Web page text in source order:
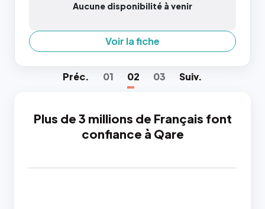
Aucune disponibilité à venir
Voir la fiche
Préc. 01 02 03 Suiv.
Plus de 3 millions de Français font
confiance à Qare